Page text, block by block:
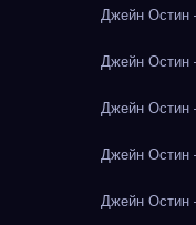
Джейн Остин
Джейн Остин
Джейн Остин
Джейн Остин
Джейн Остин